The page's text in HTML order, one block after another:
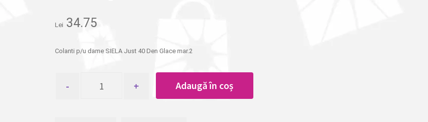
Lei 34.75
Colanti p/u dame SIELA Just 40 Den Glace mar.2
Colanti
Adaugă în coș